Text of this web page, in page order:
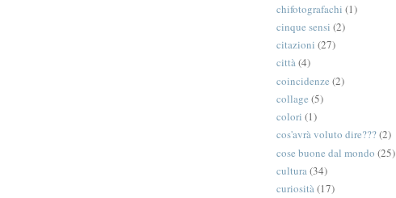
chifotografachi (1)
cinque sensi (2)
citazioni (27)
città(4)
coincidenze (2)
collage (5)
colori (1)
cos'avrà voluto dire???(2)
cose buone dal mondo (25)
cultura(34)
curiosità(17)